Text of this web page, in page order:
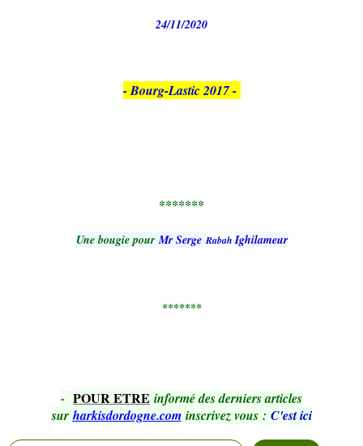
24/11/2020
- Bourg-Lastic 2017 -
*******
Une bougie pour Mr SergeRabahIghilameur
*******
- POUR ETRE informé des derniers articles
sur harkisdordogne.com inscrivez vous : C'est ici